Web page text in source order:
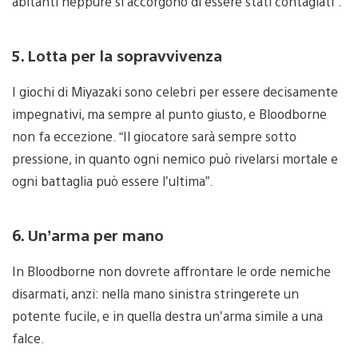
5. Lotta per la sopravvivenza
I giochi di Miyazaki sono celebri per essere decisamente
impegnativi, ma sempre al punto giusto, e Bloodborne
non fa eccezione. “Il giocatore sarà sempre sotto
pressione, in quanto ogni nemico può rivelarsi mortale e
ogni battaglia può essere l’ultima”.
6. Un’arma per mano
In Bloodborne non dovrete affrontare le orde nemiche
disarmati, anzi: nella mano sinistra stringerete un
potente fucile, e in quella destra un’arma simile a una
falce.